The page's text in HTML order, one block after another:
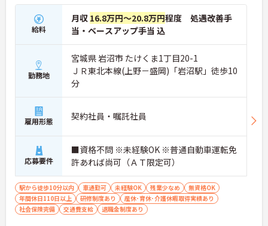
給料
月収 16.8万円～20.8万円程度 処遇改善手
当・ベースアップ手当 込
勤務地
宮城県 岩沼市 たけくま1丁目20-1
ＪＲ東北本線(上野－盛岡)「岩沼駅」徒歩10
分
雇用形態 契約社員・嘱託社員
応募要件
■資格不問 ※未経験OK ※普通自動車運転免
許あれば尚可（ＡＴ限定可）
駅から徒歩10分以内 車通勤可 未経験OK 残業少なめ
無資格OK
年間休日110日以上
研修制度あり
産休･育休･介護休暇取得実績あり
社会保険完備
交通費支給 退職金制度あり